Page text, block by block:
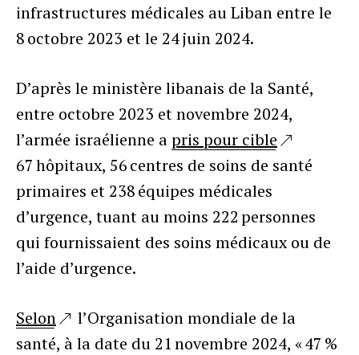
infrastructures médicales au Liban entre le
8 octobre 2023 et le 24 juin 2024.
D’après le ministère libanais de la Santé,
entre octobre 2023 et novembre 2024,
l’armée israélienne apris pour cible
67 hôpitaux, 56 centres de soins de santé
primaires et 238 équipes médicales
d’urgence, tuant au moins 222 personnes
qui fournissaient des soins médicaux ou de
l’aide d’urgence.
Selon
l’Organisation mondiale de la
santé, à la date du 21 novembre 2024, « 47 %